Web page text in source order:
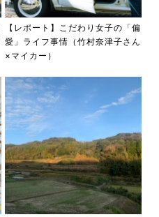
【レポート】こだわり女子の「偏
愛」ライフ事情（竹村奈津子さん
×マイカー）